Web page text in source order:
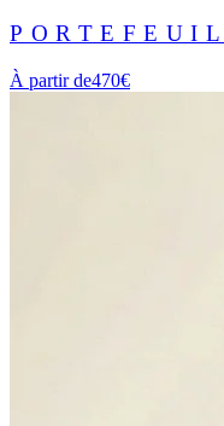
À partir de470€